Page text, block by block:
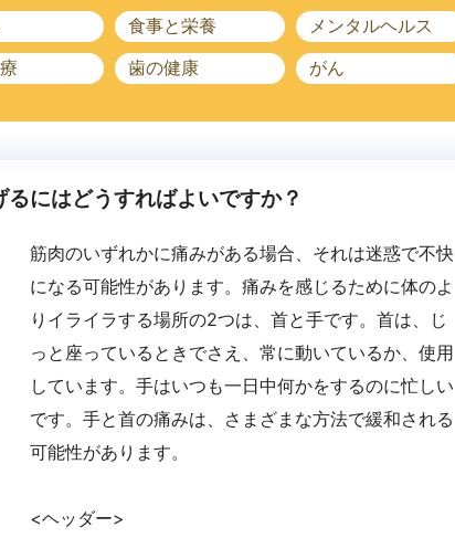
食事と栄養 メンタルヘルス
歯の健康 がん
にはどうすればよいですか？
筋肉のいずれかに痛みがある場合、それは迷惑で不快
になる可能性があります。痛みを感じるために体のよ
りイライラする場所の2つは、首と手です。首は、じ
っと座っているときでさえ、常に動いているか、使用
しています。手はいつも一日中何かをするのに忙しい
です。手と首の痛みは、さまざまな方法で緩和される
可能性があります。
<ヘッダー>